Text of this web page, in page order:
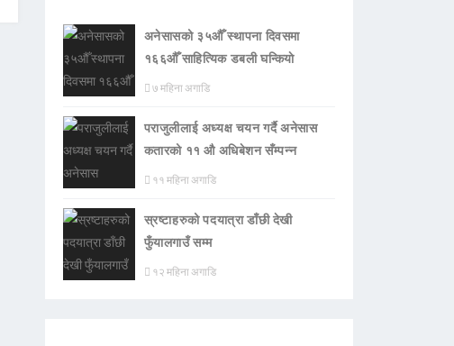
अनेसासको ३५औँ स्थापना दिवसमा
१६६औँ साहित्यिक डबली घन्कियाे
७ महिना अगाडि
पराजुलीलाई अध्यक्ष चयन गर्दै अनेसास
कतारको ११ औ अधिबेशन सँम्पन्न
११ महिना अगाडि
स्रष्टाहरुको पदयात्रा डाँछी देखी
फुँयालगाउँ सम्म
१२ महिना अगाडि